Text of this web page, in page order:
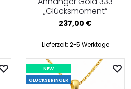
„Glücksmoment”
237,00 €
Lieferzeit: 2-5 Werktage
NEW
GLÜCKSBRINGER